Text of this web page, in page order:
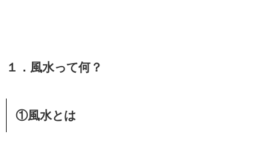
１．風水って何？
①風水とは